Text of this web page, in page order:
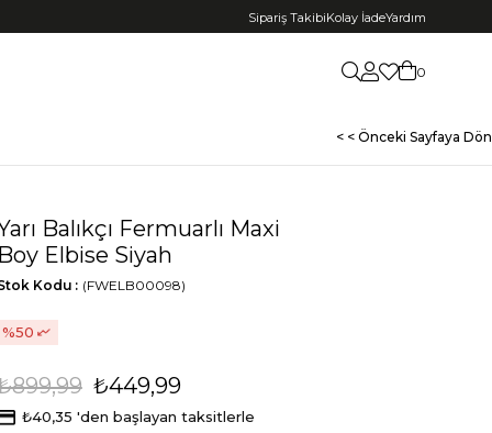
Sipariş TakibiKolay İadeYardım
0
< < Önceki Sayfaya Dön
Balıkçı Fermuarlı Maxi
Boy Elbise Siyah
(FWELB00098)
Kodu
50
₺449,99
₺40,35 'den başlayan taksitlerle